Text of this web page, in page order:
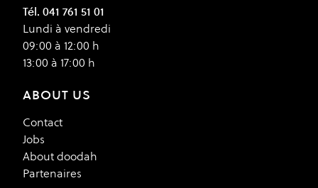
Tél. 041 761 51 01
Lundi à vendredi
09:00 à 12:00 h
13:00 à 17:00 h
ABOUT US
Contact
Jobs
About doodah
Partenaires